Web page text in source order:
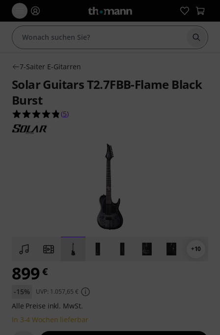
Suche
7-Saiter E-Gitarren
Solar Guitars T2.7FBB-Flame Black
Burst
4.8 von 5 Sternen aus 5 Kundenbewertungen
(5)
+10
899 €
-15% UVP: 1.057,65 €
Alle Preise inkl. MwSt.
In 3-4 Wochen lieferbar